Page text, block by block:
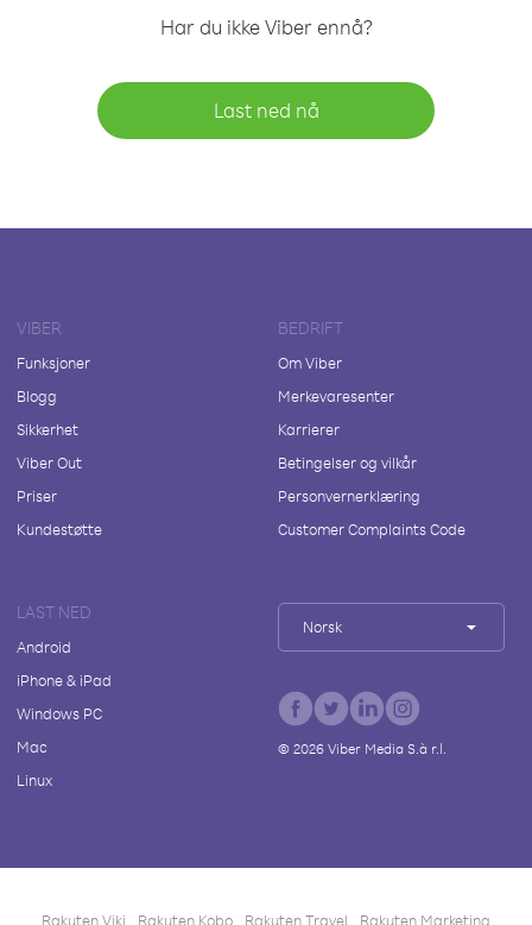
Har du ikke Viber ennå?
Last ned nå
VIBER
Funksjoner
Blogg
Sikkerhet
Viber Out
Priser
Kundestøtte
BEDRIFT
Om Viber
Merkevaresenter
Karrierer
Betingelser og vilkår
Personvernerklæring
Customer Complaints Code
LAST NED
Android
iPhone & iPad
Windows PC
Mac
Linux
Norsk
© 2026Viber Media S.à r.l.
Rakuten Viki Rakuten Kobo Rakuten Travel Rakuten Marketing